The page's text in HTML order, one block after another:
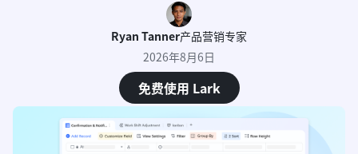
Ryan Tanner产品营销专家
2026年8月6日
免费使用 Lark